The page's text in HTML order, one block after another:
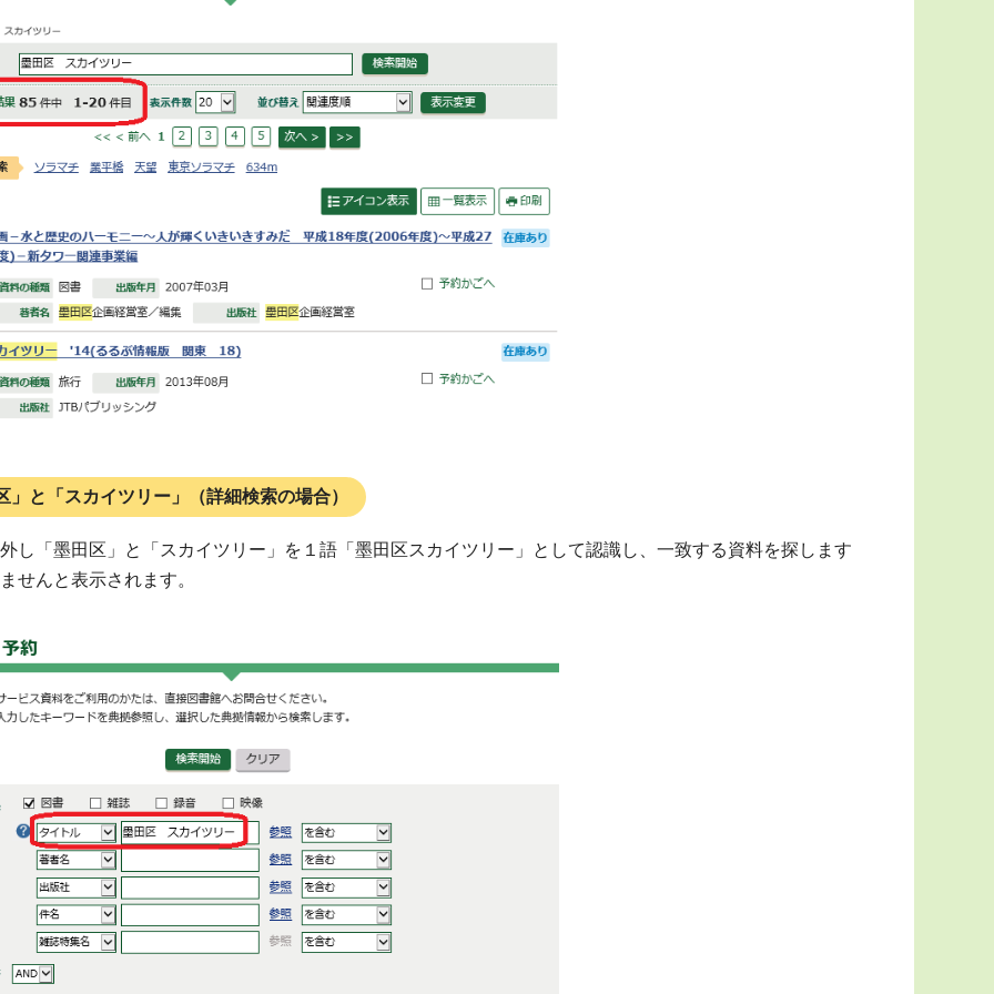
」と「スカイツリー」（詳細検索の場合）
し「墨田区」と「スカイツリー」を１語「墨田区スカイツリー」として認識し、一致する資料を探します
せんと表示されます。